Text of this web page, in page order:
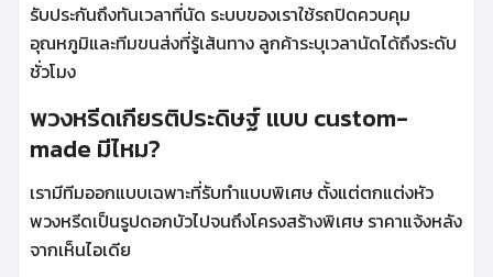
รับประกันถึงทันเวลาที่นัด ระบบของเราใช้รถปิดควบคุม
อุณหภูมิและทีมขนส่งที่รู้เส้นทาง ลูกค้าระบุเวลานัดได้ถึงระดับ
ชั่วโมง
พวงหรีดเกียรติประดิษฐ์ แบบ custom-
made มีไหม?
เรามีทีมออกแบบเฉพาะที่รับทำแบบพิเศษ ตั้งแต่ตกแต่งหัว
พวงหรีดเป็นรูปดอกบัวไปจนถึงโครงสร้างพิเศษ ราคาแจ้งหลัง
จากเห็นไอเดีย